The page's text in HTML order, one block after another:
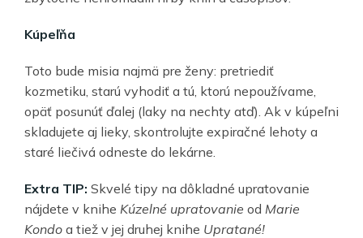
Kúpeľňa
Toto bude misia najmä pre ženy: pretriediť
kozmetiku, starú vyhodiť a tú, ktorú nepoužívame,
opäť posunúť ďalej (laky na nechty atď). Ak v kúpeľni
skladujete aj lieky, skontrolujte expiračné lehoty a
staré liečivá odneste do lekárne.
Extra TIP: Skvelé tipy na dôkladné upratovanie
nájdete v knihe Kúzelné upratovanie od Marie
Kondo a tiež v jej druhej knihe Upratané!